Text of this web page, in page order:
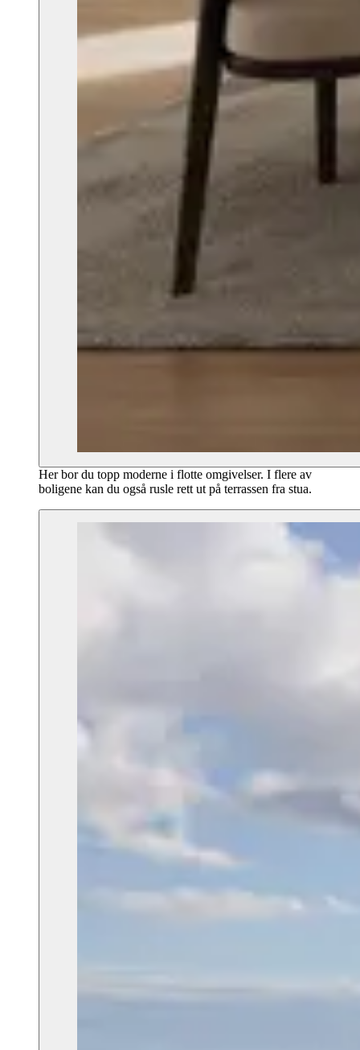
Her bor du topp moderne i flotte omgivelser. I flere av
boligene kan du også rusle rett ut på terrassen fra stua.